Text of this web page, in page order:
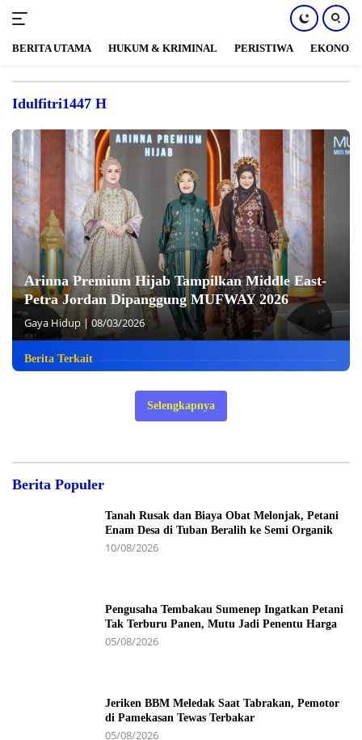
konten
BERITA UTAMA HUKUM & KRIMINAL PERISTIWA EKONOMI
Idulfitri1447 H
Arinna Premium Hijab Tampilkan Middle East-
Petra Jordan Dipanggung MUFWAY 2026
Gaya Hidup|08/03/2026
Berita Terkait
Selengkapnya
Berita Populer
Tanah Rusak dan Biaya Obat Melonjak, Petani
Enam Desa di Tuban Beralih ke Semi Organik
10/08/2026
Pengusaha Tembakau Sumenep Ingatkan Petani
Tak Terburu Panen, Mutu Jadi Penentu Harga
05/08/2026
Jeriken BBM Meledak Saat Tabrakan, Pemotor
di Pamekasan Tewas Terbakar
05/08/2026